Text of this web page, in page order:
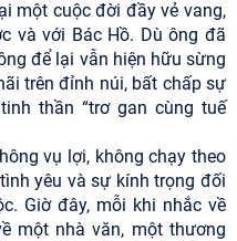
một cuộc đời đầy vẻ vang,
và với Bác Hồ. Dù ông đã
để lại vẫn hiện hữu sừng
trên đỉnh núi, bất chấp sự
thần “trơ gan cùng tuế
vụ lợi, không chạy theo
yêu và sự kính trọng đối
Giờ đây, mỗi khi nhắc về
một nhà văn, một thương